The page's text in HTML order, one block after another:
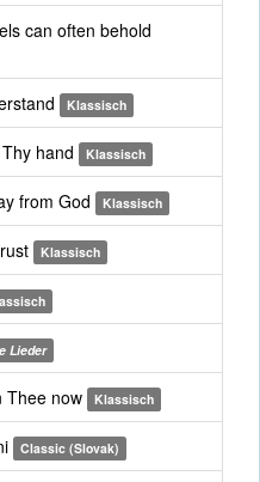
can often behold
Klassisch
hand Klassisch
from God Klassisch
Klassisch
Lieder
Thee now Klassisch
Classic (Slovak)